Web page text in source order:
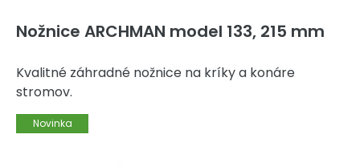
Nožnice ARCHMAN model 133, 215 mm
Kvalitné záhradné nožnice na kríky a konáre
stromov.
Novinka